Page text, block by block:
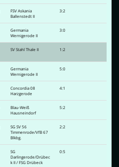
FSV Askania
Ballenstedt II
3:2
Germania
Wernigerode II
3:0
SV Stahl Thale II 1:2
Germania
Wernigerode II
5:0
Concordia 08
Harzgerode
4:1
Blau-Weiß
Hausneindorf
5:2
SG SV 56
Timmenrode/VfB 67
Blkbg.
2:2
SG
Darlingerode/Drübec
k II / FSG Drübeck
0:5